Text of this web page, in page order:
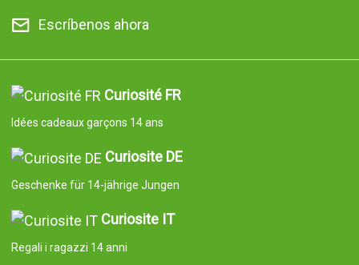
Escríbenos ahora
Curiosité FR
Idées cadeaux garçons 14 ans
Curiosite DE
Geschenke für 14-jährige Jungen
Curiosite IT
Regali i ragazzi 14 anni